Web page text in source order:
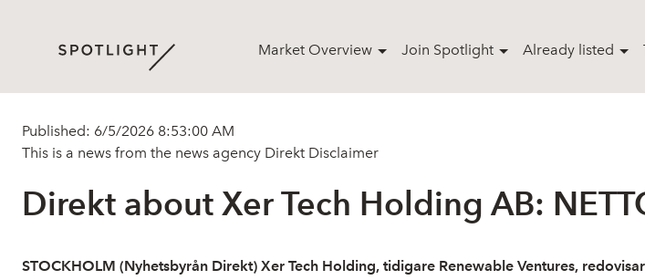
Market Overview Join Spotlight Already listed
Published: 6/5/2026 8:53:00 AM
This is a news from the news agency Direkt Disclaimer
Direkt about Xer Tech Holding AB:
STOCKHOLM (Nyhetsbyrån Direkt) Xer Tech Holding, tidigare Renewable Ventures,